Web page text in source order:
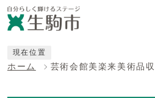
現在位置
ホーム 芸術会館美楽来美術品